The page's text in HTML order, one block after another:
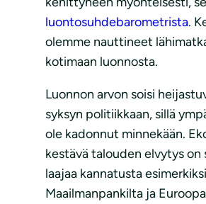
luontosuhdebarometrista.
olemme nauttineet
kotimaan luonnosta.
Luonnon arvon soisi
syksyn politiikkaan, sillä
ole kadonnut minnekään.
kestävä talouden elvytys on
laajaa kannatusta esimerkiksi
Maailmanpankilta ja